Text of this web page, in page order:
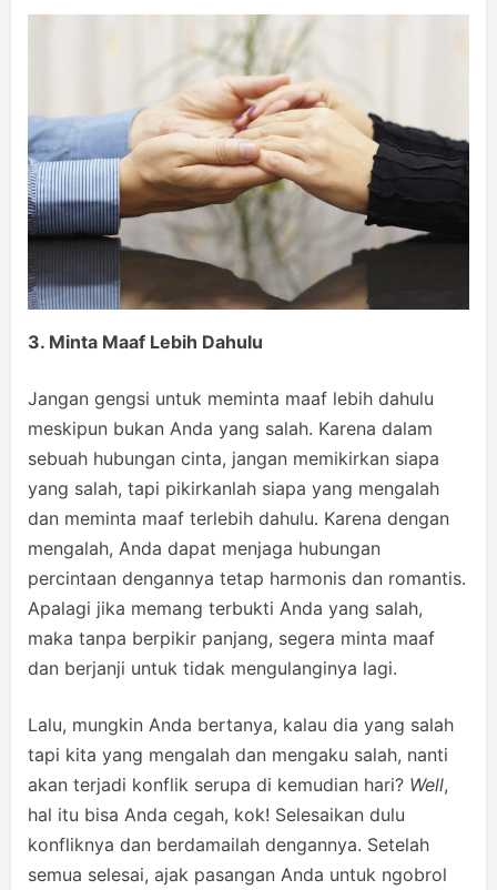
3. Minta Maaf Lebih Dahulu
Jangan gengsi untuk meminta maaf lebih dahulu
meskipun bukan Anda yang salah. Karena dalam
sebuah hubungan cinta, jangan memikirkan siapa
yang salah, tapi pikirkanlah siapa yang mengalah
dan meminta maaf terlebih dahulu. Karena dengan
mengalah, Anda dapat menjaga hubungan
percintaan dengannya tetap harmonis dan romantis.
Apalagi jika memang terbukti Anda yang salah,
maka tanpa berpikir panjang, segera minta maaf
dan berjanji untuk tidak mengulanginya lagi.
Lalu, mungkin Anda bertanya, kalau dia yang salah
tapi kita yang mengalah dan mengaku salah, nanti
akan terjadi konflik serupa di kemudian hari? Well,
hal itu bisa Anda cegah, kok! Selesaikan dulu
konfliknya dan berdamailah dengannya. Setelah
semua selesai, ajak pasangan Anda untuk ngobrol